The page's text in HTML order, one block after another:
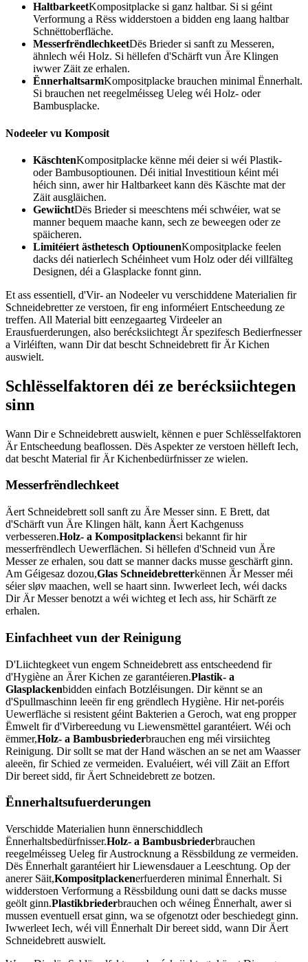
HaltbarkeetKompositplacke si ganz haltbar. Si si géint
Verformung a Rëss widderstoen a bidden eng laang haltbar
Schnëttoberfläche.
MesserfrëndlechkeetDës Brieder si sanft zu Messeren,
ähnlech wéi Holz. Si hëllefen d'Schärft vun Äre Klingen
iwwer Zäit ze erhalen.
ËnnerhaltsarmKompositplacke brauchen minimal Ënnerhalt.
Si brauchen net reegelméisseg Ueleg wéi Holz- oder
Bambusplacke.
Nodeeler vu Komposit
KäschtenKompositplacke kënne méi deier si wéi Plastik-
oder Bambusoptiounen. Déi initial Investitioun kéint méi
héich sinn, awer hir Haltbarkeet kann dës Käschte mat der
Zäit ausgläichen.
GewiichtDës Brieder si meeschtens méi schwéier, wat se
manner bequem maache kann, sech ze beweegen oder ze
späicheren.
Limitéiert ästhetesch OptiounenKompositplacke feelen
dacks déi natierlech Schéinheet vum Holz oder déi villfälteg
Designen, déi a Glasplacke fonnt ginn.
Et ass essentiell, d'Vir- an Nodeeler vu verschiddene Materialien fir
Schneidebretter ze verstoen, fir eng informéiert Entscheedung ze
treffen. All Material bitt eenzegaarteg Virdeeler an
Erausfuerderungen, also berécksiichtegt Är spezifesch Bedierfnesser
a Virléiften, wann Dir dat bescht Schneidebrett fir Är Kichen
auswielt.
Schlësselfaktoren déi ze berécksiichtegen
sinn
Wann Dir e Schneidebrett auswielt, kënnen e puer Schlësselfaktoren
Är Entscheedung beaflossen. Dës Aspekter ze verstoen hëlleft Iech,
dat bescht Material fir Är Kichenbedürfnisser ze wielen.
Messerfrëndlechkeet
Äert Schneidebrett soll sanft zu Äre Messer sinn. E Brett, dat
d'Schärft vun Äre Klingen hält, kann Äert Kachgenuss
verbesseren.Holz- a Kompositplackensi bekannt fir hir
messerfrëndlech Uewerflächen. Si hëllefen d'Schneid vun Äre
Messer ze erhalen, sou datt se manner dacks musse geschärft ginn.
Am Géigesaz dozou,Glas Schneidebretterkënnen Är Messer méi
séier sløv maachen, well se haart sinn. Iwwerleet Iech, wéi dacks
Dir Är Messer benotzt a wéi wichteg et Iech ass, hir Schärft ze
erhalen.
Einfachheet vun der Reinigung
D'Liichtegkeet vun engem Schneidebrett ass entscheedend fir
d'Hygiène an Ärer Kichen ze garantéieren.Plastik- a
Glasplackenbidden einfach Botzléisungen. Dir kënnt se an
d'Spullmaschinn leeën fir eng grëndlech Hygiène. Hir net-poréis
Uewerfläche si resistent géint Bakterien a Geroch, wat eng propper
Ëmwelt fir d'Virbereedung vu Liewensmëttel garantéiert. Wéi och
ëmmer,Holz- a Bambusbriederbrauchen eng méi virsiichteg
Reinigung. Dir sollt se mat der Hand wäschen an se net am Waasser
aleeën, fir Schied ze vermeiden. Evaluéiert, wéi vill Zäit an Effort
Dir bereet sidd, fir Äert Schneidebrett ze botzen.
Ënnerhaltsufuerderungen
Verschidde Materialien hunn ënnerschiddlech
Ënnerhaltsbedürfnisser.Holz- a Bambusbriederbrauchen
reegelméisseg Ueleg fir Austrocknung a Rëssbildung ze vermeiden.
Dës Ënnerhalt garantéiert hir Liewensdauer a Leeschtung. Op der
anerer Säit,Kompositplackenerfuerderen minimal Ënnerhalt. Si
widderstoen Verformung a Rëssbildung ouni datt se dacks musse
geölt ginn.Plastikbriederbrauchen och wéineg Ënnerhalt, awer si
mussen eventuell ersat ginn, wa se ofgenotzt oder beschiedegt ginn.
Iwwerleet Iech, wéi vill Ënnerhalt Dir bereet sidd, wann Dir Äert
Schneidebrett auswielt.